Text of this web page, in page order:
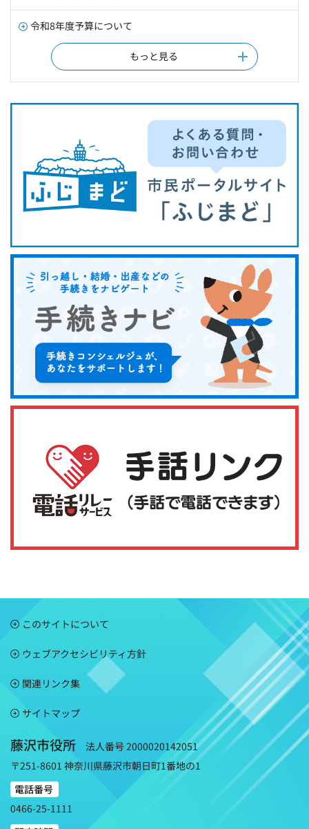
令和8年度予算について
もっと見る
このサイトについて
ウェブアクセシビリティ方針
関連リンク集
サイトマップ
藤沢市役所
法人番号 2000020142051
〒251-8601 神奈川県藤沢市朝日町1番地の1
電話番号
0466-25-1111